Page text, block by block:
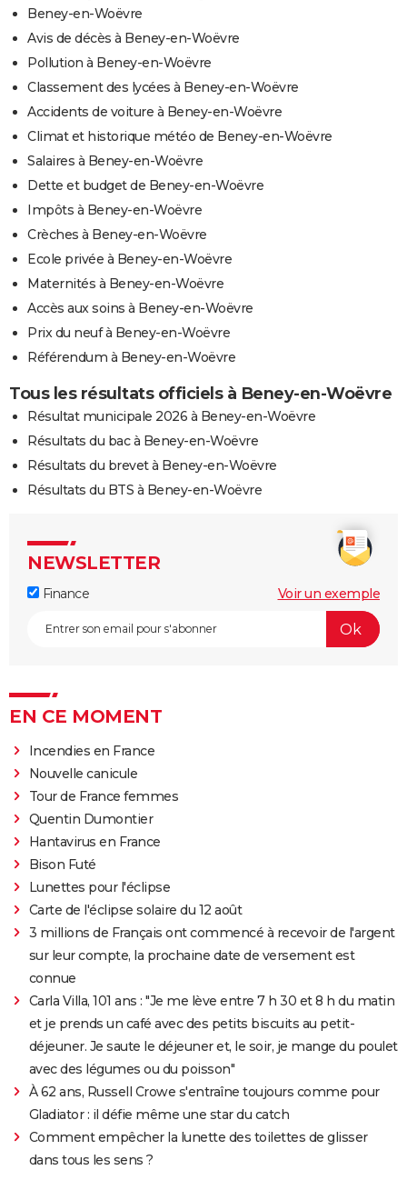
Beney-en-Woëvre
Avis de décès à Beney-en-Woëvre
Pollution à Beney-en-Woëvre
Classement des lycées à Beney-en-Woëvre
Accidents de voiture à Beney-en-Woëvre
Climat et historique météo de Beney-en-Woëvre
Salaires à Beney-en-Woëvre
Dette et budget de Beney-en-Woëvre
Impôts à Beney-en-Woëvre
Crèches à Beney-en-Woëvre
Ecole privée à Beney-en-Woëvre
Maternités à Beney-en-Woëvre
Accès aux soins à Beney-en-Woëvre
Prix du neuf à Beney-en-Woëvre
Référendum à Beney-en-Woëvre
Tous les résultats officiels à Beney-en-Woëvre
Résultat municipale 2026 à Beney-en-Woëvre
Résultats du bac à Beney-en-Woëvre
Résultats du brevet à Beney-en-Woëvre
Résultats du BTS à Beney-en-Woëvre
NEWSLETTER
Finance Voir un exemple
EN CE MOMENT
Incendies en France
Nouvelle canicule
Tour de France femmes
Quentin Dumontier
Hantavirus en France
Bison Futé
Lunettes pour l'éclipse
Carte de l'éclipse solaire du 12 août
3 millions de Français ont commencé à recevoir de l'argent
sur leur compte, la prochaine date de versement est
connue
Carla Villa, 101 ans : "Je me lève entre 7 h 30 et 8 h du matin
et je prends un café avec des petits biscuits au petit-
déjeuner. Je saute le déjeuner et, le soir, je mange du poulet
avec des légumes ou du poisson"
À 62 ans, Russell Crowe s'entraîne toujours comme pour
Gladiator : il défie même une star du catch
Comment empêcher la lunette des toilettes de glisser
dans tous les sens ?